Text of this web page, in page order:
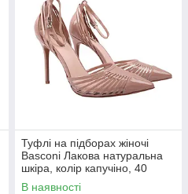
Туфлі на підборах жіночі
Basconi Лакова натуральна
шкіра, колір капучіно, 40
В наявності